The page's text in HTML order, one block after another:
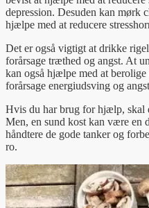
depression. Desuden kan mørk
hjælpe med at reducere
Det er også vigtigt at drikke
forårsage træthed og angst. At
kan også hjælpe med at
forårsage energiudsving og
Hvis du har brug for hjælp, skal
Men, en sund kost kan være en
håndtere de gode tanker og
ro.